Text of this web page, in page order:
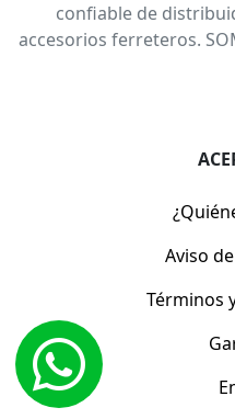
confiable de
accesorios ferreteros.
Aviso
Términos